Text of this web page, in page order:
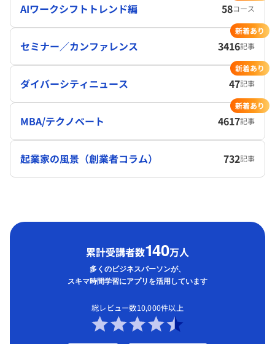
AIワークシフトトレンド編 58コース
セミナー／カンファレンス 3416記事
新着あり
ダイバーシティニュース 47記事
新着あり
MBA/テクノベート 4617記事
新着あり
起業家の風景（創業者コラム） 732記事
累計受講者数140万人
多くのビジネスパーソンが、
スキマ時間学習にアプリを活用しています
総レビュー数10,000件以上